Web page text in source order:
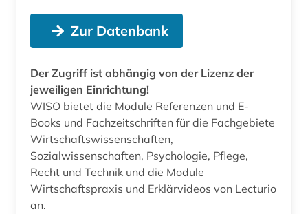
Zur Datenbank
Der Zugriff ist abhängig von der Lizenz der
jeweiligen Einrichtung!
WISO bietet die Module Referenzen und E-
Books und Fachzeitschriften für die Fachgebiete
Wirtschaftswissenschaften,
Sozialwissenschaften, Psychologie, Pflege,
Recht und Technik und die Module
Wirtschaftspraxis und Erklärvideos von Lecturio
an.